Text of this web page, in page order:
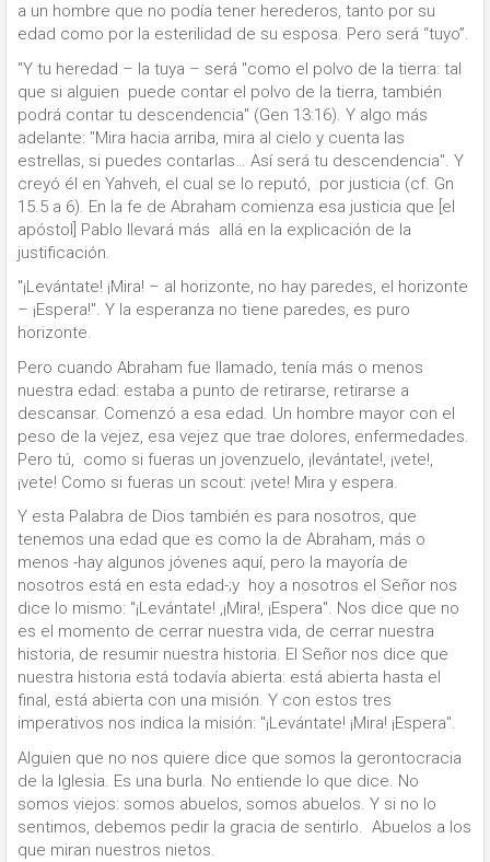
a un hombre que no podía tener herederos, tanto por su
edad como por la esterilidad de su esposa. Pero será “tuyo”.
"Y tu heredad – la tuya – será "como el polvo de la tierra: tal
que si alguien puede contar el polvo de la tierra, también
podrá contar tu descendencia" (Gen 13:16). Y algo más
adelante: "Mira hacia arriba, mira al cielo y cuenta las
estrellas, si puedes contarlas… Así será tu descendencia". Y
creyó él en Yahveh, el cual se lo reputó, por justicia (cf. Gn
15.5 a 6). En la fe de Abraham comienza esa justicia que [el
apóstol] Pablo llevará más allá en la explicación de la
justificación.
"¡Levántate! ¡Mira! – al horizonte, no hay paredes, el horizonte
– ¡Espera!". Y la esperanza no tiene paredes, es puro
horizonte.
Pero cuando Abraham fue llamado, tenía más o menos
nuestra edad: estaba a punto de retirarse, retirarse a
descansar. Comenzó a esa edad. Un hombre mayor con el
peso de la vejez, esa vejez que trae dolores, enfermedades.
Pero tú, como si fueras un jovenzuelo, ¡levántate!, ¡vete!,
¡vete! Como si fueras un scout: ¡vete! Mira y espera.
Y esta Palabra de Dios también es para nosotros, que
tenemos una edad que es como la de Abraham, más o
menos -hay algunos jóvenes aquí, pero la mayoría de
nosotros está en esta edad-;y hoy a nosotros el Señor nos
dice lo mismo: "¡Levántate! ,¡Mira!, ¡Espera". Nos dice que no
es el momento de cerrar nuestra vida, de cerrar nuestra
historia, de resumir nuestra historia. El Señor nos dice que
nuestra historia está todavía abierta: está abierta hasta el
final, está abierta con una misión. Y con estos tres
imperativos nos indica la misión: "¡Levántate! ¡Mira! ¡Espera".
Alguien que no nos quiere dice que somos la gerontocracia
de la Iglesia. Es una burla. No entiende lo que dice. No
somos viejos: somos abuelos, somos abuelos. Y si no lo
sentimos, debemos pedir la gracia de sentirlo. Abuelos a los
que miran nuestros nietos.